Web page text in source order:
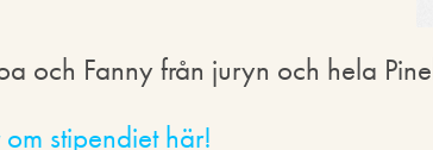
och Fanny från juryn och hela
stipendiet här!